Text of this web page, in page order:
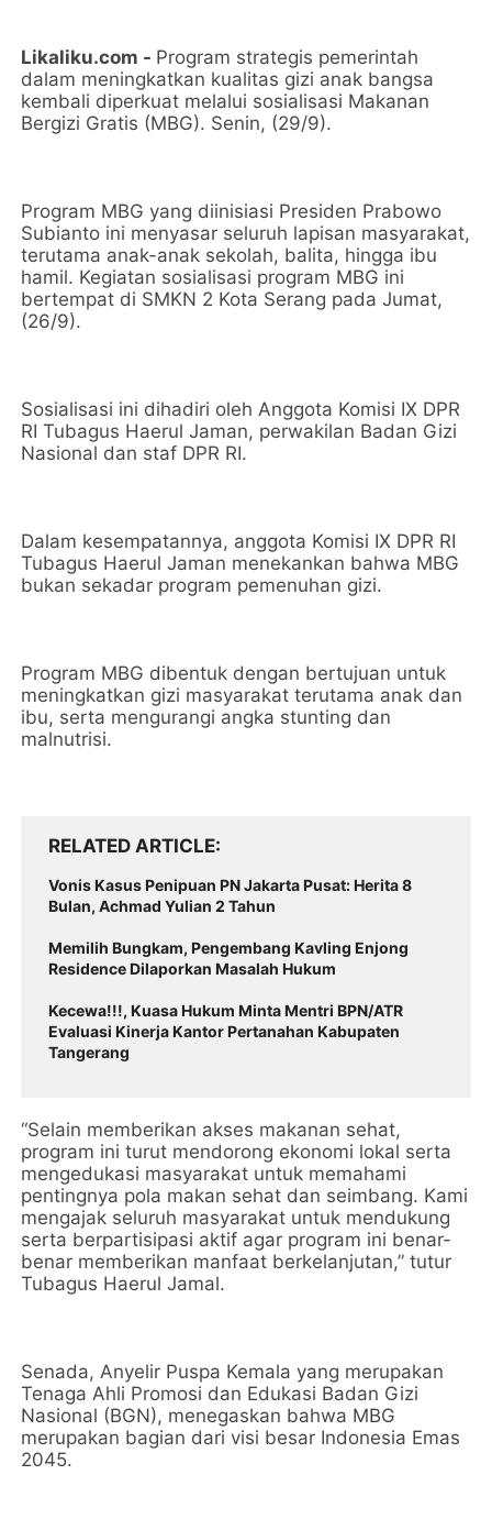
Likaliku.com - Program strategis pemerintah
dalam meningkatkan kualitas gizi anak bangsa
kembali diperkuat melalui sosialisasi Makanan
Bergizi Gratis (MBG). Senin, (29/9).
Program MBG yang diinisiasi Presiden Prabowo
Subianto ini menyasar seluruh lapisan masyarakat,
terutama anak-anak sekolah, balita, hingga ibu
hamil. Kegiatan sosialisasi program MBG ini
bertempat di SMKN 2 Kota Serang pada Jumat,
(26/9).
Sosialisasi ini dihadiri oleh Anggota Komisi IX DPR
RI Tubagus Haerul Jaman, perwakilan Badan Gizi
Nasional dan staf DPR RI.
Dalam kesempatannya, anggota Komisi IX DPR RI
Tubagus Haerul Jaman menekankan bahwa MBG
bukan sekadar program pemenuhan gizi.
Program MBG dibentuk dengan bertujuan untuk
meningkatkan gizi masyarakat terutama anak dan
ibu, serta mengurangi angka stunting dan
malnutrisi.
RELATED ARTICLE
Vonis Kasus Penipuan PN Jakarta Pusat: Herita 8
Bulan, Achmad Yulian 2 Tahun
Memilih Bungkam, Pengembang Kavling Enjong
Residence Dilaporkan Masalah Hukum
Kecewa!!!, Kuasa Hukum Minta Mentri BPN/ATR
Evaluasi Kinerja Kantor Pertanahan Kabupaten
Tangerang
“Selain memberikan akses makanan sehat,
program ini turut mendorong ekonomi lokal serta
mengedukasi masyarakat untuk memahami
pentingnya pola makan sehat dan seimbang. Kami
mengajak seluruh masyarakat untuk mendukung
serta berpartisipasi aktif agar program ini benar-
benar memberikan manfaat berkelanjutan,” tutur
Tubagus Haerul Jamal.
Senada, Anyelir Puspa Kemala yang merupakan
Tenaga Ahli Promosi dan Edukasi Badan Gizi
Nasional (BGN), menegaskan bahwa MBG
merupakan bagian dari visi besar Indonesia Emas
2045.